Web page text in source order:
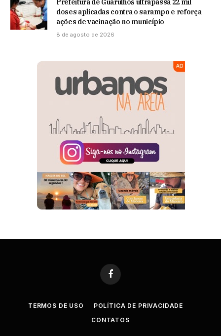
Prefeitura de Guarulhos ultrapassa 22 mil
doses aplicadas contra o sarampo e reforça
ações de vacinação no município
8 de agosto de 2026
Facebook
TERMOS DE USO
POLÍTICA DE PRIVACIDADE
CONTATOS